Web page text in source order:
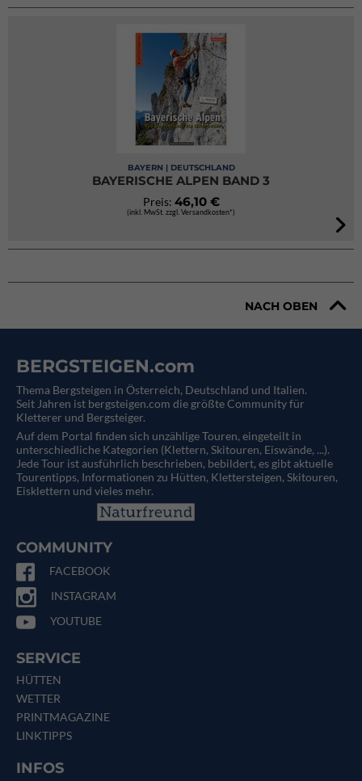
BAYERN | DEUTSCHLAND
BAYERISCHE ALPEN BAND 3
Preis: 46,10 €
(inkl. MwSt. zzgl. Versandkosten*)
NACH OBEN
BERGSTEIGEN.com
Thema Bergsteigen in Österreich, Deutschland und Italien.
Seit Jahren ist bergsteigen.com die größte Community für
Kletterer und Bergsteiger.
Auf dem Portal finden sich unzählige Touren, eingeteilt in
unterschiedliche Kategorien (Klettern, Skitouren, Eiswände, ...).
Jede Tour ist ausführlich beschrieben, bebildert, es gibt aktuelle
Tourentipps, Informationen zu Hütten, Klettersteigen, Skitouren,
Eisklettern und vieles mehr.
COMMUNITY
FACEBOOK
INSTAGRAM
YOUTUBE
SERVICE
HÜTTEN
WETTER
PRINTMAGAZINE
LINKTIPPS
INFOS